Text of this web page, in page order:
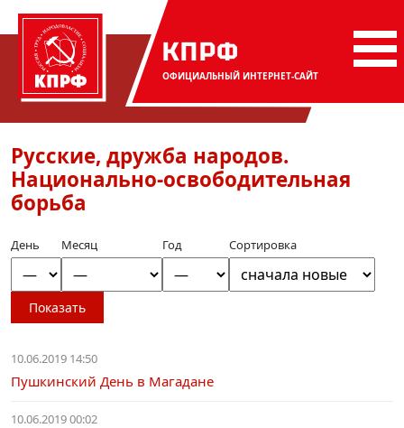
КПРФ
ОФИЦИАЛЬНЫЙ ИНТЕРНЕТ-САЙТ
Русские, дружба народов.
Национально-освободительная
борьба
День Месяц Год Сортировка
Показать
10.06.2019 14:50
Пушкинский День в Магадане
10.06.2019 00:02